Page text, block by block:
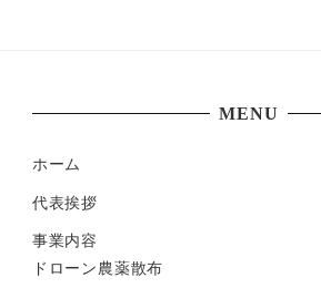
MENU
ホーム
代表挨拶
事業内容
ドローン農薬散布